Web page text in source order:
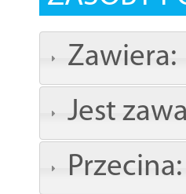
Zawiera:
Jest
Przecina: